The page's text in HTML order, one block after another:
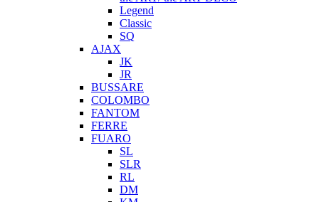
Legend
Classic
SQ
AJAX
JK
JR
BUSSARE
COLOMBO
FANTOM
FERRE
FUARO
SL
SLR
RL
DM